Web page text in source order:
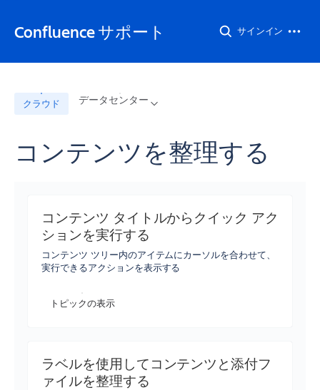
Confluence サポート サインイン
クラウド データセンター
コンテンツを整理する
コンテンツ タイトルからクイック アク
ションを実行する
コンテンツ ツリー内のアイテムにカーソルを合わせて、
実行できるアクションを表示する
トピックの表示
ラベルを使用してコンテンツと添付フ
ァイルを整理する